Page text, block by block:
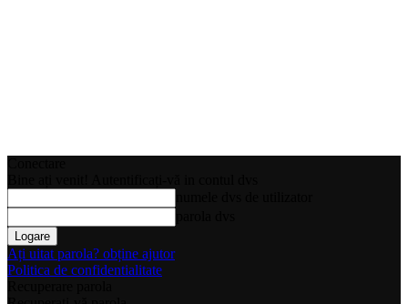
Ați uitat parola? obține ajutor
Politica de confidentialitate